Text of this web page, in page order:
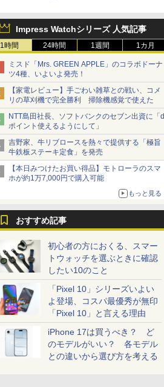
Impress Watchシリーズ 人気記事
1時間 24時間 1週間 1カ月
ミスド「Mrs. GREEN APPLE」のコラボドーナ
ツ4種、いよいよ発売！
【家電レビュー】手ごわい雑草との戦い、コメ
リの草刈機で完全勝利 掃除機感覚で使えた
NTT島田社長、ソフトバンクのセブン出資に「d
ポイント使えるようにして」
吉野家、牛リブロースを熱々で提供する「極旨
牛鉄板ステーキ定食」を発売
【本日みつけたお買い得品】モトローラのスマ
ホが約1万7,000円で購入可能
もっと見る
おすすめ記事
初心者の方におくる、スマー
トウォッチを選ぶときに確認
したい10のこと
「Pixel 10」シリーズいよい
よ登場、コスパ最優秀が無印
「Pixel 10」と言える理由
iPhone 17は買うべき？ ど
のモデルがいい？ 各モデル
との違いから選び方を考える